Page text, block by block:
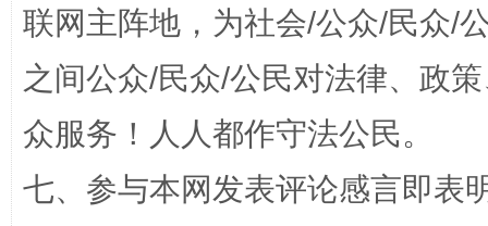
魏明亮
联网主阵地，为社会/公众/民众/
之间公众/民众/公民对法律、政
众服务！人人都作守法公民。
七、参与本网发表评论感言即表